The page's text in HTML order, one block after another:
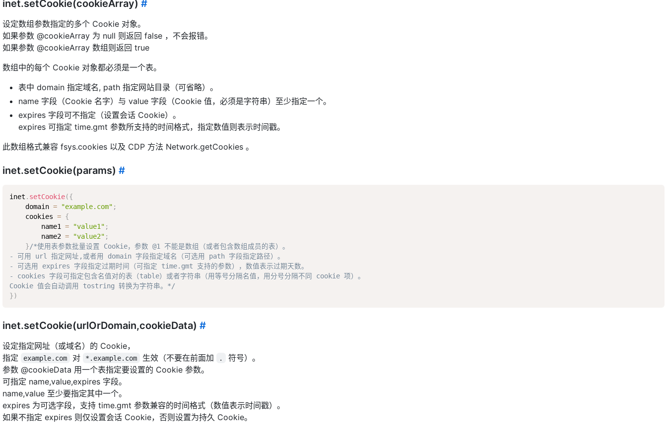
inet.setCookie(cookieArray) #
设定数组参数指定的多个 Cookie 对象。
如果参数 @cookieArray 为 null 则返回 false ，不会报错。
如果参数 @cookieArray 数组则返回 true
数组中的每个 Cookie 对象都必须是一个表。
表中 domain 指定域名, path 指定网站目录（可省略）。
name 字段（Cookie 名字）与 value 字段（Cookie 值，必须是字符串）至少指定一个。
expires 字段可不指定（设置会话 Cookie）。
expires 可指定 time.gmt 参数所支持的时间格式，指定数值则表示时间戳。
此数组格式兼容 fsys.cookies 以及 CDP 方法 Network.getCookies 。
inet.setCookie(params) #
inet . setCookie({
    domain
= "example.com" ;
    cookies
= {
        name1
= "value1" ;
        name2
= "value2" ;
}/*使用表参数批量设置 Cookie，参数 @1 不能是数组（或者包含数组成员的表）。
- 可用 url 指定网址,或者用 domain 字段指定域名（可选用 path 字段指定路径）。
- 可选用 expires 字段指定过期时间（可指定 time.gmt 支持的参数），数值表示过期天数。
- cookies 字段可指定包含名值对的表（table）或者字符串（用等号分隔名值，用分号分隔不同 cookie 项）。
Cookie 值会自动调用 tostring 转换为字符串。*/
})
inet.setCookie(urlOrDomain,cookieData) #
设定指定网址（或域名）的 Cookie，
指定
example.com 对 *.example.com 生效（不要在前面加 .
符号）。
参数 @cookieData 用一个表指定要设置的 Cookie 参数。
可指定 name,value,expires 字段。
name,value 至少要指定其中一个。
expires 为可选字段，支持 time.gmt 参数兼容的时间格式（数值表示时间戳）。
如果不指定 expires 则仅设置会话 Cookie，否则设置为持久 Cookie。